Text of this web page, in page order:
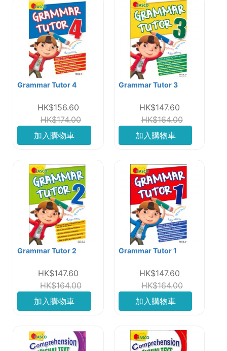
Grammar Tutor 4
HK$156.60
HK$174.00
加入購物車
Grammar Tutor 3
HK$147.60
HK$164.00
加入購物車
Grammar Tutor 2
HK$147.60
HK$164.00
加入購物車
Grammar Tutor 1
HK$147.60
HK$164.00
加入購物車